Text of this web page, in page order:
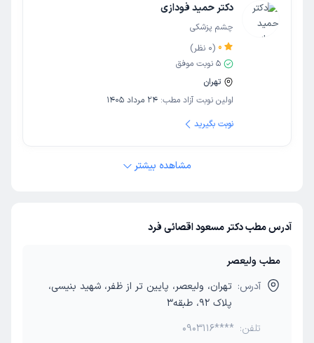
دکتر حمید فودازی
چشم پزشکی
0
(
0 نظر)
5 نوبت موفق
تهران
اولین نوبت آزاد مطب: 24 مرداد 1405
نوبت بگیرید
مشاهده بیشتر
آدرس مطب دکتر مسعود اقصائی فرد
مطب ولیعصر
آدرس: تهران، ولیعصر، پایین تر از ظفر، شهید بنیسی،
پلاک 92، طبقه3
تلفن: 0903116****